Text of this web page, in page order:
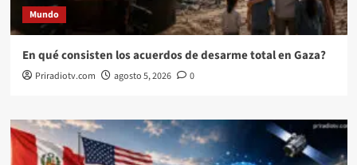
Mundo
En qué consisten los acuerdos de desarme total en Gaza?
Priradiotv.com agosto 5, 2026 0